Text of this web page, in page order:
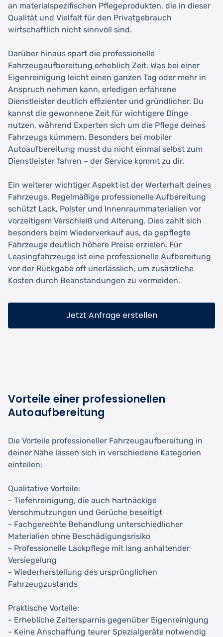
an materialspezifischen Pflegeprodukten, die in dieser
Qualität und Vielfalt für den Privatgebrauch
wirtschaftlich nicht sinnvoll sind.
Darüber hinaus spart die professionelle
Fahrzeugaufbereitung erheblich Zeit. Was bei einer
Eigenreinigung leicht einen ganzen Tag oder mehr in
Anspruch nehmen kann, erledigen erfahrene
Dienstleister deutlich effizienter und gründlicher. Du
kannst die gewonnene Zeit für wichtigere Dinge
nutzen, während Experten sich um die Pflege deines
Fahrzeugs kümmern. Besonders bei mobiler
Autoaufbereitung musst du nicht einmal selbst zum
Dienstleister fahren – der Service kommt zu dir.
Ein weiterer wichtiger Aspekt ist der Werterhalt deines
Fahrzeugs. Regelmäßige professionelle Aufbereitung
schützt Lack, Polster und Innenraummaterialien vor
vorzeitigem Verschleiß und Alterung. Dies zahlt sich
besonders beim Wiederverkauf aus, da gepflegte
Fahrzeuge deutlich höhere Preise erzielen. Für
Leasingfahrzeuge ist eine professionelle Aufbereitung
vor der Rückgabe oft unerlässlich, um zusätzliche
Kosten durch Beanstandungen zu vermeiden.
Jetzt Anfrage erstellen
Vorteile einer professionellen
Autoaufbereitung
Die Vorteile professioneller Fahrzeugaufbereitung in
deiner Nähe lassen sich in verschiedene Kategorien
einteilen:
Qualitative Vorteile:
- Tiefenreinigung, die auch hartnäckige
Verschmutzungen und Gerüche beseitigt
- Fachgerechte Behandlung unterschiedlicher
Materialien ohne Beschädigungsrisiko
- Professionelle Lackpflege mit lang anhaltender
Versiegelung
- Wiederherstellung des ursprünglichen
Fahrzeugzustands
Praktische Vorteile:
- Erhebliche Zeitersparnis gegenüber Eigenreinigung
- Keine Anschaffung teurer Spezialgeräte notwendig